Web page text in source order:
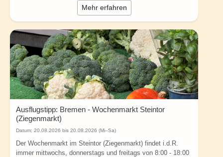
Mehr erfahren
Ausflugstipp: Bremen - Wochenmarkt Steintor
(Ziegenmarkt)
Datum: 20.08.2026 bis 20.08.2026 (Mi–Sa)
Der Wochenmarkt im Steintor (Ziegenmarkt) findet i.d.R.
immer mittwochs, donnerstags und freitags von 8:00 - 18:00